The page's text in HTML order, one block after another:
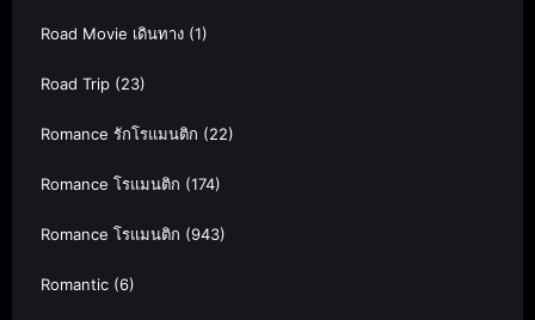
Road Movie เดินทาง (1)
Road Trip (23)
Romance รักโรแมนติก (22)
Romance โรแมนติก (174)
Romance โรแมนติก (943)
Romantic (6)